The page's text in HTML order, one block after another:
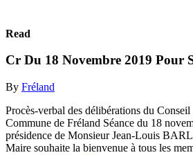
Read
Cr Du 18 Novembre 2019 Pour
By Fréland
Procès-verbal des délibérations du
Commune de Fréland Séance du 18
présidence de Monsieur Jean-Louis
Maire souhaite la bienvenue à tous les